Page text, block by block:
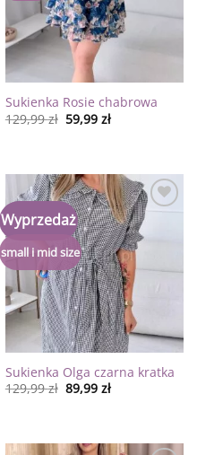
Sukienka Rosie chabrowa
129,99zł 59,99 zł
Wyprzedaż
small i mid size
Dodaj
Sukienka Olga czarna kratka
129,99zł 89,99 zł